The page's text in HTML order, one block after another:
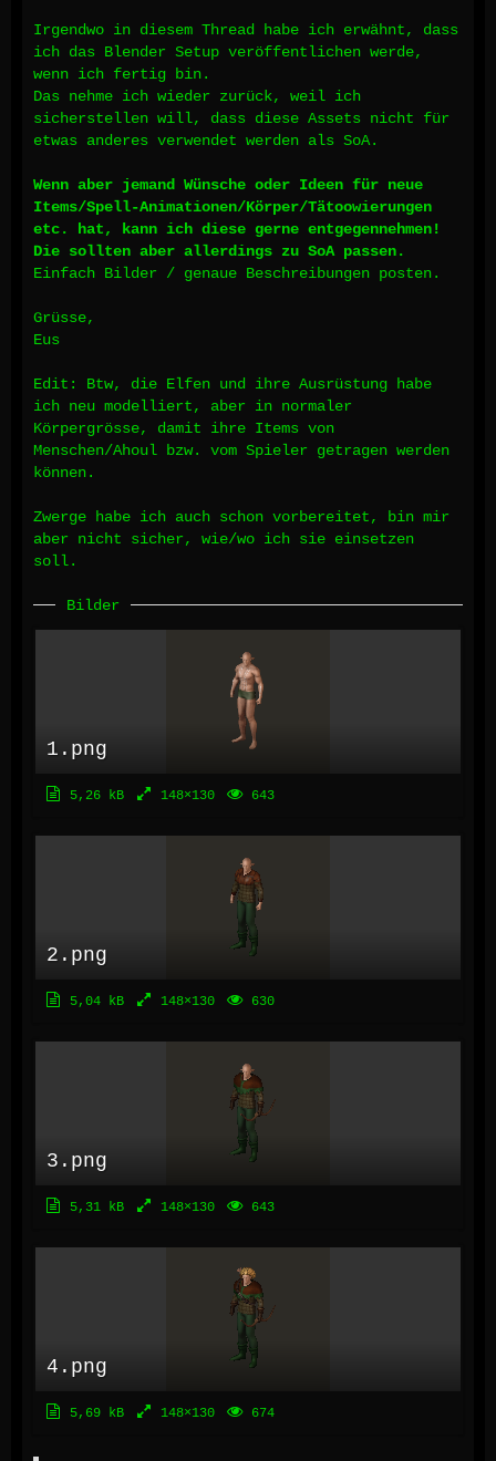
Irgendwo in diesem Thread habe ich erwähnt, dass
ich das Blender Setup veröffentlichen werde,
wenn ich fertig bin.
Das nehme ich wieder zurück, weil ich
sicherstellen will, dass diese Assets nicht für
etwas anderes verwendet werden als SoA.
Wenn aber jemand Wünsche oder Ideen für neue
Items/Spell-Animationen/Körper/Tätoowierungen
etc. hat, kann ich diese gerne entgegennehmen!
Die sollten aber allerdings zu SoA passen.
Einfach Bilder / genaue Beschreibungen posten.
Grüsse,
Eus
Edit: Btw, die Elfen und ihre Ausrüstung habe
ich neu modelliert, aber in normaler
Körpergrösse, damit ihre Items von
Menschen/Ahoul bzw. vom Spieler getragen werden
können.
Zwerge habe ich auch schon vorbereitet, bin mir
aber nicht sicher, wie/wo ich sie einsetzen
soll.
Bilder
1.png
5,26 kB 148×130 643
2.png
5,04 kB 148×130 630
3.png
5,31 kB 148×130 643
4.png
5,69 kB 148×130 674